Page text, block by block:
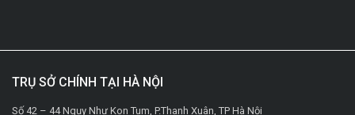
TRỤ SỞ CHÍNH TẠI HÀ NỘI
Số 42 – 44 Ngụy Như Kon Tum, P.Thanh Xuân, TP Hà Nội